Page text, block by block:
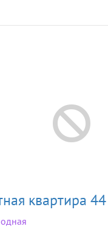
квартира